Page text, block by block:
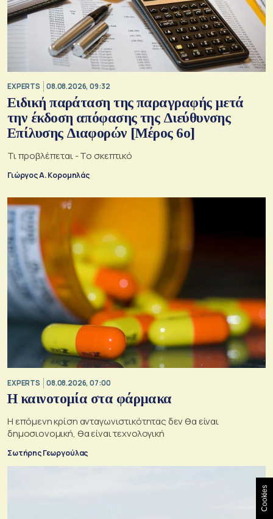
EXPERTS 08.08.2026, 09:32
Ειδική παράταση της παραγραφής μετά
την έκδοση απόφασης της Διεύθυνσης
Επίλυσης Διαφορών [Μέρος 6ο]
Τι προβλέπεται - Το σκεπτικό
Γιώργος Α. Κορομηλάς
EXPERTS 08.08.2026, 07:00
Η καινοτομία στα φάρμακα
Η επόμενη κρίση ανταγωνιστικότητας δεν θα είναι
δημοσιονομική, θα είναι τεχνολογική
Σωτήρης Γεωργούλας
Cookies